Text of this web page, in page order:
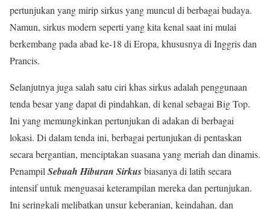
pertunjukan yang mirip sirkus yang muncul di berbagai budaya.
Namun, sirkus modern seperti yang kita kenal saat ini mulai
berkembang pada abad ke-18 di Eropa, khususnya di Inggris dan
Prancis.
Selanjutnya juga salah satu ciri khas sirkus adalah penggunaan
tenda besar yang dapat di pindahkan, di kenal sebagai Big Top.
Ini yang memungkinkan pertunjukan di adakan di berbagai
lokasi. Di dalam tenda ini, berbagai pertunjukan di pentaskan
secara bergantian, menciptakan suasana yang meriah dan dinamis.
Penampil Sebuah Hiburan Sirkusbiasanya di latih secara
intensif untuk menguasai keterampilan mereka dan pertunjukan.
Ini seringkali melibatkan unsur keberanian, keindahan, dan